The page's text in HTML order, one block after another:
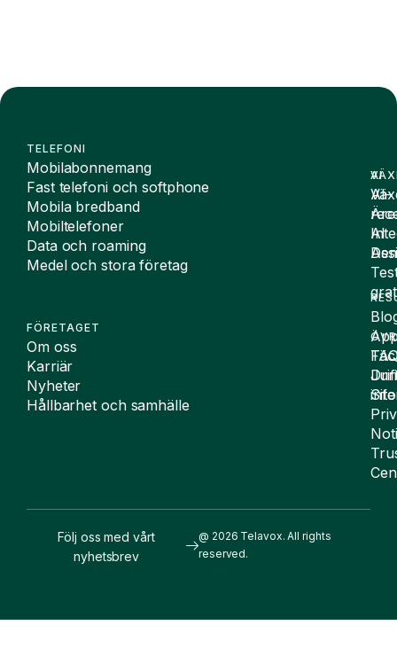
TELEFONI
Mobilabonnemang
Fast telefoni och softphone
Mobila bredband
Mobiltelefoner
Data och roaming
Medel och stora företag
FÖRETAGET
Om oss
Karriär
Nyheter
Hållbarhet och samhälle
AI
AI-
AI
@ 2026 Telavox. All rights
reserved.
Följ oss med vårt
nyhetsbrev